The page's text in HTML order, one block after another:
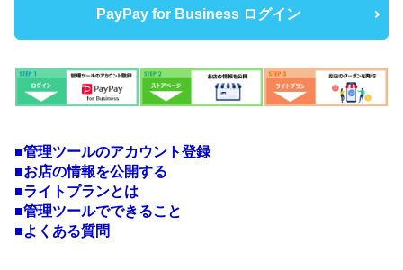
PayPay for Business ログイン
■管理ツールのアカウント登録
■お店の情報を公開する
■ライトプランとは
■管理ツールでできること
■よくある質問